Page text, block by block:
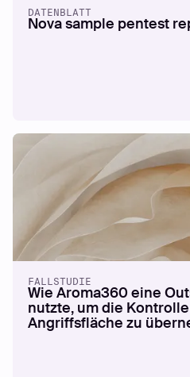
Mehr lesen
DATENBLATT
Nova sample pentest
FALLSTUDIE
Wie Aroma360 eine
nutzte, um die
Angriffsfläche zu